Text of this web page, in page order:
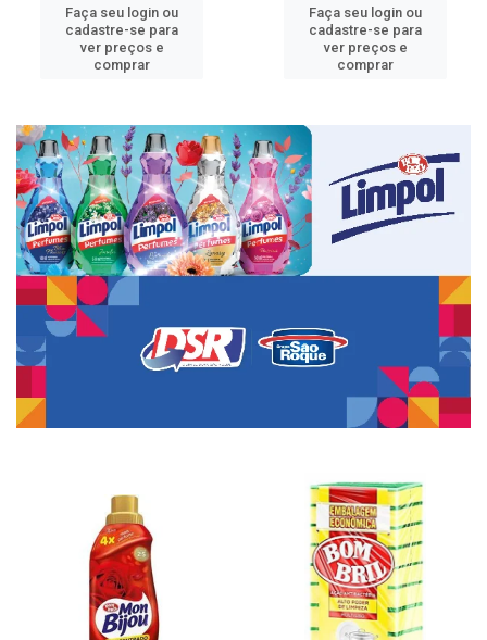
Faça seu login ou
cadastre-se para
ver preços e
comprar
Faça seu login ou
cadastre-se para
ver preços e
comprar